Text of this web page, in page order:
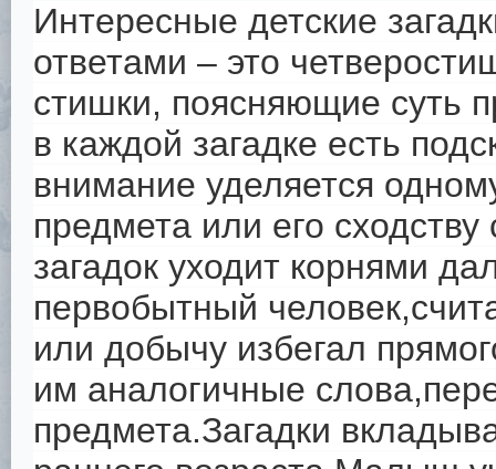
Интересные детские
ответами – это
стишки, поясняющие суть
в каждой загадке есть
внимание уделяется
предмета или его
загадок уходит корнями
первобытный
или добычу избегал
им аналогичные
предмета.Загадки